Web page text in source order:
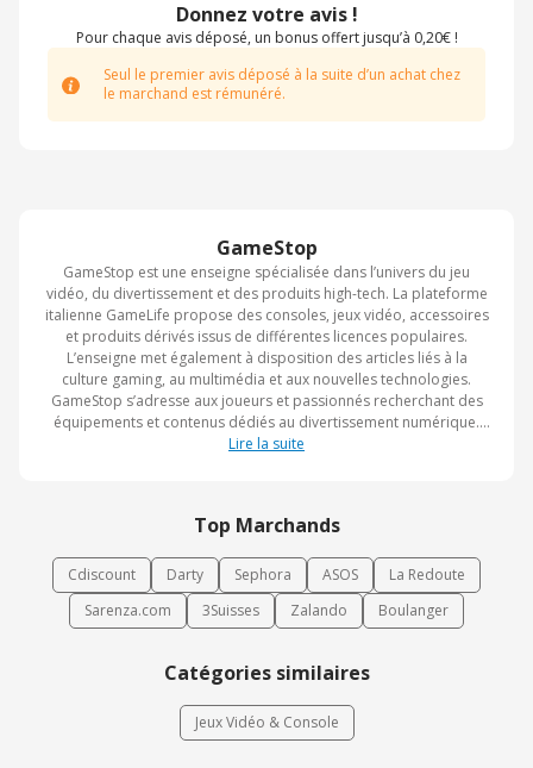
GameStop
GameStop est une enseigne spécialisée dans l’univers du jeu
vidéo, du divertissement et des produits high-tech. La plateforme
italienne GameLife propose des consoles, jeux vidéo, accessoires
et produits dérivés issus de différentes licences populaires.
L’enseigne met également à disposition des articles liés à la
culture gaming, au multimédia et aux nouvelles technologies.
GameStop s’adresse aux joueurs et passionnés recherchant des
équipements et contenus dédiés au divertissement numérique.
Son réseau de magasins et sa boutique en ligne permettent
Lire la suite
Top Marchands
Cdiscount Darty Sephora ASOS
La Redoute
Sarenza.com
3Suisses Zalando Boulanger
Catégories similaires
Jeux Vidéo & Console
Donnez votre avis !
Pour chaque avis déposé, un bonus offert jusqu’à 0,20€ !
Seul le premier avis déposé à la suite d’un achat chez
le marchand est rémunéré.